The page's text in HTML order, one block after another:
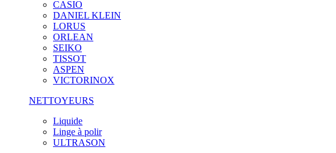
CASIO
DANIEL KLEIN
LORUS
ORLEAN
SEIKO
TISSOT
ASPEN
VICTORINOX
NETTOYEURS
Liquide
Linge à polir
ULTRASON